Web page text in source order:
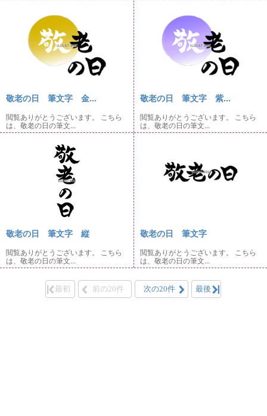
敬老の日 筆文字 金...
閲覧ありがとうございます。 こちら
は、敬老の日の筆文...
敬老の日 筆文字 紫...
閲覧ありがとうございます。 こちら
は、敬老の日の筆文...
敬老の日 筆文字 縦
閲覧ありがとうございます。 こちら
は、敬老の日の筆文...
敬老の日 筆文字
閲覧ありがとうございます。 こちら
は、敬老の日の筆文...
最初 前の20件 次の20件 最後